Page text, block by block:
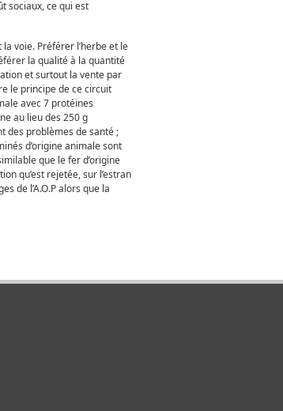
sociaux, ce qui est
la voie. Préférer l’herbe et le
la qualité à la quantité
et surtout la vente par
le principe de ce circuit
avec 7 protéines
au lieu des 250 g
des problèmes de santé ;
d’origine animale sont
que le fer d’origine
qu’est rejetée, sur l’estran
de l’A.O.P alors que la